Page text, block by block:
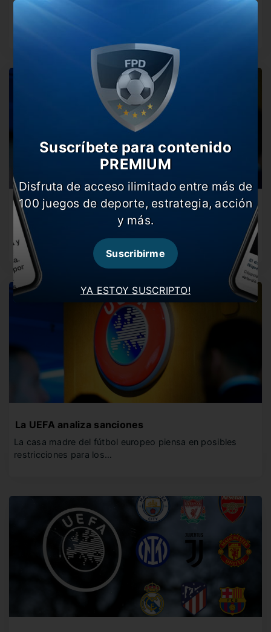
El ente europeo tomó decisiones con respecto a las
La decisión de UEFA con respecto a la Superliga
Europea
El ente de fútbol europeo tomó una determinación con
respecto a los…
La UEFA analiza sanciones
La casa madre del fútbol europeo piensa en posibles
restricciones para los…
YA ESTOY SUSCRIPTO!
Suscríbete para contenido
PREMIUM
Disfruta de acceso ilimitado entre más de
100 juegos de deporte, estrategia, acción
y más.
Suscribirme